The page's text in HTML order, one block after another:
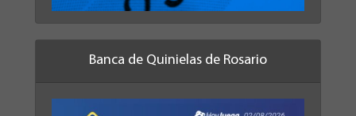
Banca de Quinielas de Rosario